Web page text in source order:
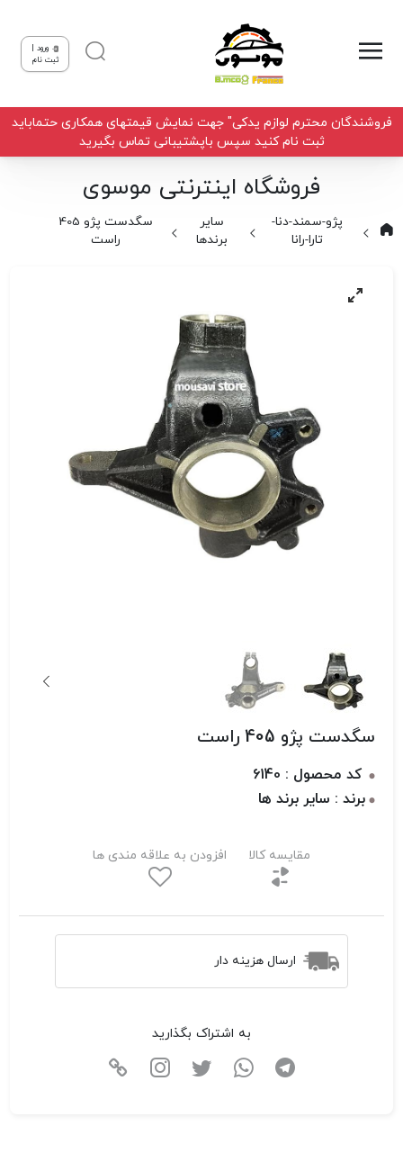
ورود |
ثبت نام
فروشندگان محترم لوازم یدکی" جهت نمایش قیمتهای همکاری حتماباید
ثبت نام کنید سپس باپشتیبانی تماس بگیرید
فروشگاه اینترنتی موسوی
پژو-سمند-دنا-
تارا-رانا
سایر
برندها
سگدست پژو 405
راست
سگدست پژو 405 راست
کد محصول : 6140
برند : سایر برند ها
مقایسه کالا افزودن به علاقه مندی ها
ارسال هزینه دار
به اشتراک بگذارید